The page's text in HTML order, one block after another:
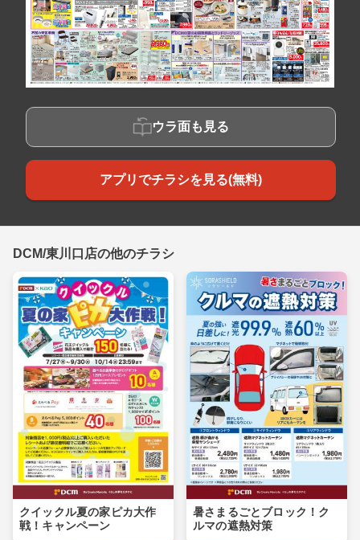
ウラ面も見る
アプリでチラシを見る(無料)
DCM/東川口店の他のチラシ
クイックル夏の家ピカ大作
戦！キャンペーン
暑さまるごとブロック！ク
ルマの遮熱対策